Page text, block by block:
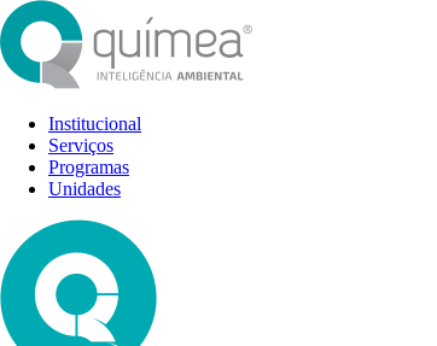
Institucional
Serviços
Programas
Unidades